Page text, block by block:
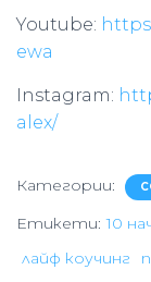
Youtube:
ewa
Instagram:
alex/
Категории:
Етикети: 10
лайф коучинг